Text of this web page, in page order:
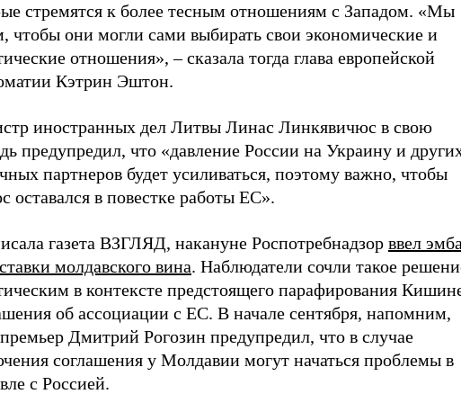
стремятся к более тесным отношениям с Западом. «Мы
чтобы они могли сами выбирать свои экономические и
отношения», – сказала тогда глава европейской
Кэтрин Эштон.
иностранных дел Литвы Линас Линкявичюс в свою
предупредил, что «давление России на Украину и
партнеров будет усиливаться, поэтому важно, чтобы
оставался в повестке работы ЕС».
газета ВЗГЛЯД, накануне Роспотребнадзор ввел
молдавского вина. Наблюдатели сочли такое
в контексте предстоящего парафирования
об ассоциации с ЕС. В начале сентября, напомним,
Дмитрий Рогозин предупредил, что в случае
соглашения у Молдавии могут начаться проблемы в
с Россией.